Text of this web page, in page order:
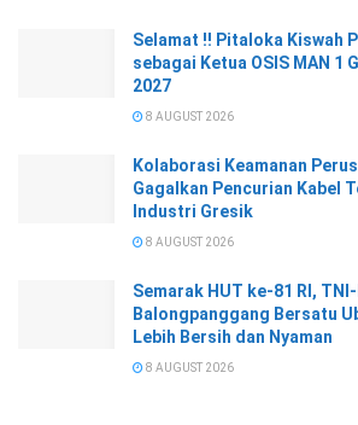
Selamat !! Pitaloka Kiswah
sebagai Ketua OSIS MAN 1
2027
8 AUGUST 2026
Kolaborasi Keamanan
Gagalkan Pencurian Kabel
Industri Gresik
8 AUGUST 2026
Semarak HUT ke-81 RI,
Balongpanggang Bersatu
Lebih Bersih dan Nyaman
8 AUGUST 2026